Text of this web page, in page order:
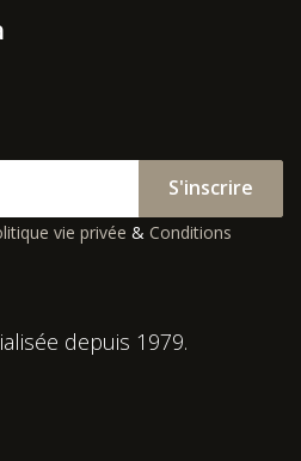
S'inscrire
vie privée & Conditions
depuis 1979.